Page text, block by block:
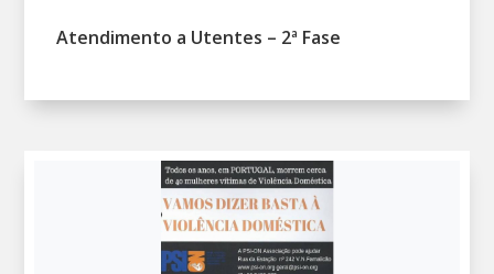
Atendimento a Utentes – 2ª Fase